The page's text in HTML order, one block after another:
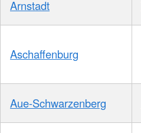
Arnstadt
Aschaffenburg
Aue-Schwarzenberg